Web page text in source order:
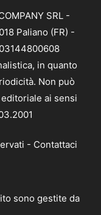
SRL -
Paliano (FR) -
in quanto
Non può
ai sensi
- Contattaci
sono gestite da